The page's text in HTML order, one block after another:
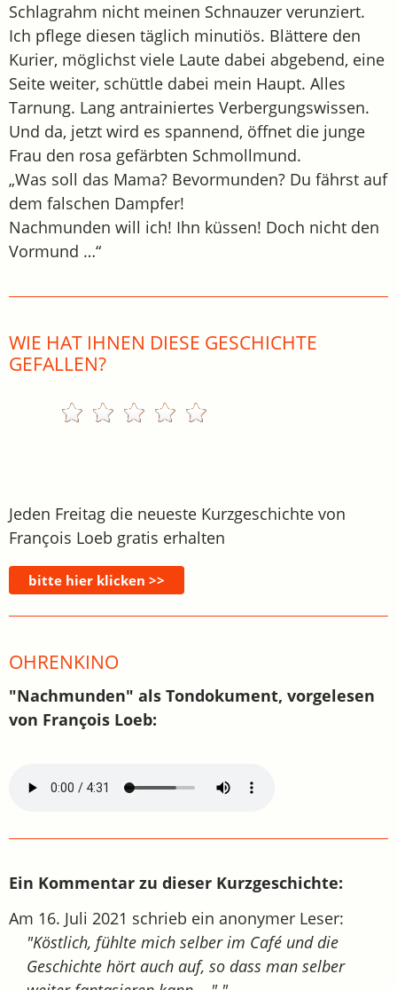
Schlagrahm nicht meinen Schnauzer verunziert.
Ich pflege diesen täglich minutiös. Blättere den
Kurier, möglichst viele Laute dabei abgebend, eine
Seite weiter, schüttle dabei mein Haupt. Alles
Tarnung. Lang antrainiertes Verbergungswissen.
Und da, jetzt wird es spannend, öffnet die junge
Frau den rosa gefärbten Schmollmund.
„Was soll das Mama? Bevormunden? Du fährst auf
dem falschen Dampfer!
Nachmunden will ich! Ihn küssen! Doch nicht den
Vormund …“
WIE HAT IHNEN DIESE GESCHICHTE
GEFALLEN?
Jeden Freitag die neueste Kurzgeschichte von
François Loeb gratis erhalten
OHRENKINO
"Nachmunden" als Tondokument, vorgelesen
von François Loeb:
Ein Kommentar zu dieser Kurzgeschichte:
Am 16. Juli 2021 schrieb ein anonymer Leser:
"Köstlich, fühlte mich selber im Café und die
Geschichte hört auch auf, so dass man selber